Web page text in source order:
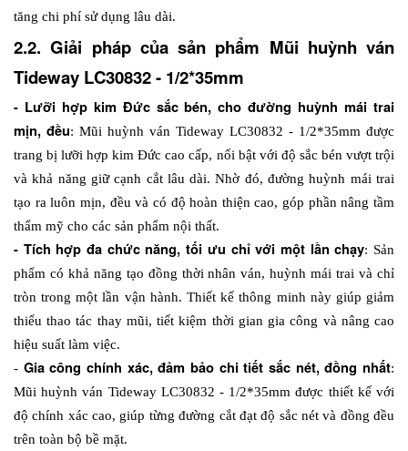
tăng chi phí sử dụng lâu dài.
2.2. Giải pháp của sản phẩm Mũi huỳnh ván
Tideway LC30832 - 1/2*35mm
- Lưỡi hợp kim Đức sắc bén, cho đường huỳnh mái trai
mịn, đều: Mũi huỳnh ván Tideway LC30832 - 1/2*35mm được
trang bị lưỡi hợp kim Đức cao cấp, nổi bật với độ sắc bén vượt trội
và khả năng giữ cạnh cắt lâu dài. Nhờ đó, đường huỳnh mái trai
tạo ra luôn mịn, đều và có độ hoàn thiện cao, góp phần nâng tầm
thẩm mỹ cho các sản phẩm nội thất.
- Tích hợp đa chức năng, tối ưu chỉ với một lần chạy: Sản
phẩm có khả năng tạo đồng thời nhân ván, huỳnh mái trai và chỉ
tròn trong một lần vận hành. Thiết kế thông minh này giúp giảm
thiểu thao tác thay mũi, tiết kiệm thời gian gia công và nâng cao
hiệu suất làm việc.
- Gia công chính xác, đảm bảo chi tiết sắc nét, đồng nhất:
Mũi huỳnh ván Tideway LC30832 - 1/2*35mm được thiết kế với
độ chính xác cao, giúp từng đường cắt đạt độ sắc nét và đồng đều
trên toàn bộ bề mặt.